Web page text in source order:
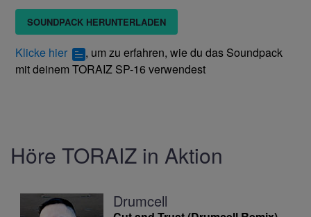
SOUNDPACK HERUNTERLADEN
Klicke hier
, um zu erfahren, wie du das Soundpack
mit deinem TORAIZ SP-16 verwendest
Höre TORAIZ in Aktion
Drumcell